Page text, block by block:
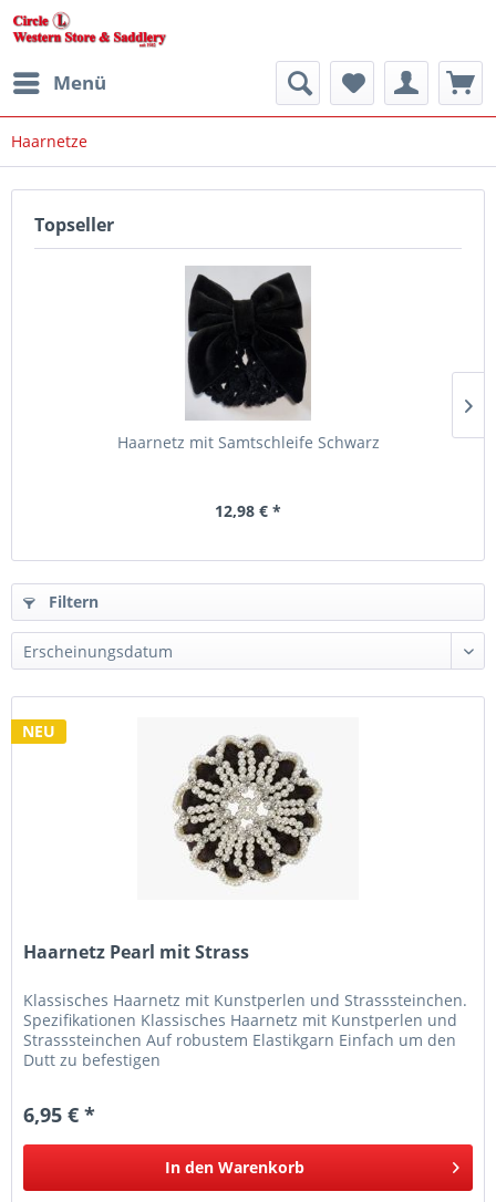
Menü
Haarnetze
Topseller
Haarnetz mit Samtschleife Schwarz
12,98 € *
Filtern
NEU
Haarnetz Pearl mit Strass
Klassisches Haarnetz mit Kunstperlen und Strasssteinchen.
Spezifikationen Klassisches Haarnetz mit Kunstperlen und
Strasssteinchen Auf robustem Elastikgarn Einfach um den
Dutt zu befestigen
6,95 € *
In den Warenkorb